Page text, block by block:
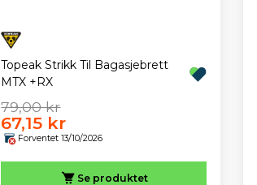
Topeak Strikk Til Bagasjebrett
MTX +RX
79,00 kr
67,15 kr
Forventet 13/10/2026
Se produktet